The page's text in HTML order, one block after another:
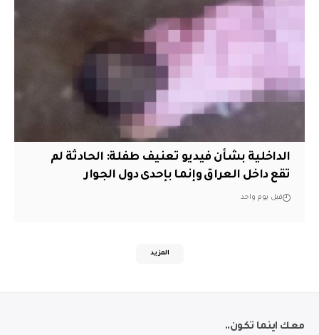
الداخلية بشأن فيديو تعنيف طفلة: الحادثة لم
تقع داخل العراق وإنما بإحدى دول الجوار
قبل يوم واحد
المزيد
معك اينما تكون..